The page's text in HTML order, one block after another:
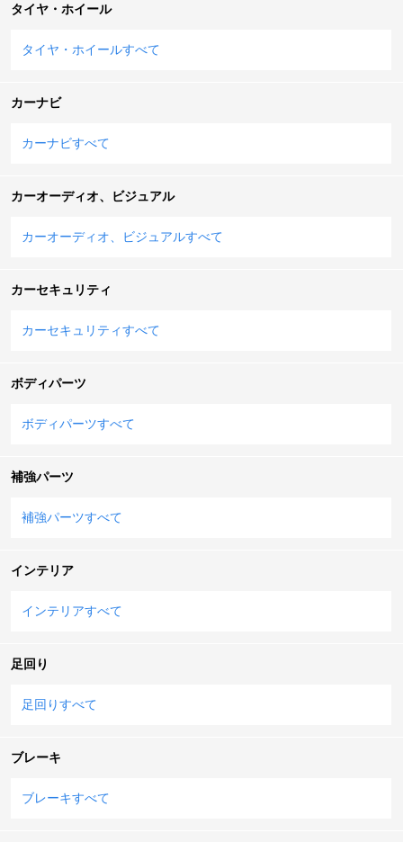
タイヤ・ホイール
タイヤ・ホイールすべて
カーナビ
カーナビすべて
カーオーディオ、ビジュアル
カーオーディオ、ビジュアルすべて
カーセキュリティ
カーセキュリティすべて
ボディパーツ
ボディパーツすべて
補強パーツ
補強パーツすべて
インテリア
インテリアすべて
足回り
足回りすべて
ブレーキ
ブレーキすべて